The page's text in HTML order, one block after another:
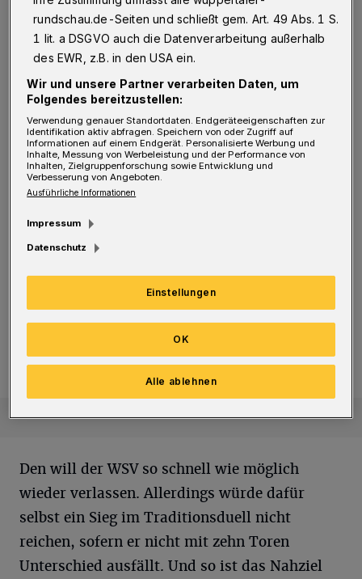
Von Jörn Koldehoff
V or Saisonbeginn galten die Duisburger
als Meisterschaftsfavorit und Kandidat
für den direkten Wiederaufstieg in die 3. Liga.
Der WSV wurde als potenzieller Verfolger
eingestuft. Nach 14 Spieltagen ist die
Zwischenbilanz eindeutig: Während die
Meidericher den Erwartungen bislang gerecht
wurden, liegen die Bergischen auf einem
Abstiegsplatz.
Appell von WSV-Sportchef Manno: „Ins Stadion kommen“
Fußball-RL: Sonntag gegen Duisburg
Appell von WSV-Sportchef Manno:
„Ins Stadion kommen“
Den will der WSV so schnell wie möglich
wieder verlassen. Allerdings würde dafür
selbst ein Sieg im Traditionsduell nicht
reichen, sofern er nicht mit zehn Toren
Unterschied ausfällt. Und so ist das Nahziel
rundschau.de-Seiten und schließt gem. Art. 49 Abs. 1 S.
1 lit. a DSGVO auch die Datenverarbeitung außerhalb
des EWR, z.B. in den USA ein.
Wir und unsere Partner verarbeiten Daten, um
Folgendes bereitzustellen:
Verwendung genauer Standortdaten. Endgeräteeigenschaften zur
Identifikation aktiv abfragen. Speichern von oder Zugriff auf
Informationen auf einem Endgerät. Personalisierte Werbung und
Inhalte, Messung von Werbeleistung und der Performance von
Inhalten, Zielgruppenforschung sowie Entwicklung und
Verbesserung von Angeboten.
Ausführliche Informationen
Impressum
Datenschutz
Einstellungen
Alle ablehnen
OK